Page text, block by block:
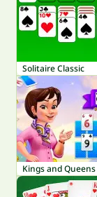
Solitaire Classic